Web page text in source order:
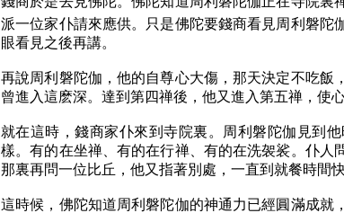
派一位家仆請來應供。只是佛陀要錢商看見周利磐陀
眼看見之後再講。
再說周利磐陀伽，他的自尊心大傷，那天決定不吃
曾進入這麽深。達到第四禅後，他又進入第五禅，使
就在這時，錢商家仆來到寺院裏。周利磐陀伽見到
樣。有的在坐禅、有的在行禅、有的在洗袈裟。仆人
那裏再問一位比丘，他又指著別處，一直到就餐時間
這時候，佛陀知道周利磐陀伽的神通力已經圓滿成